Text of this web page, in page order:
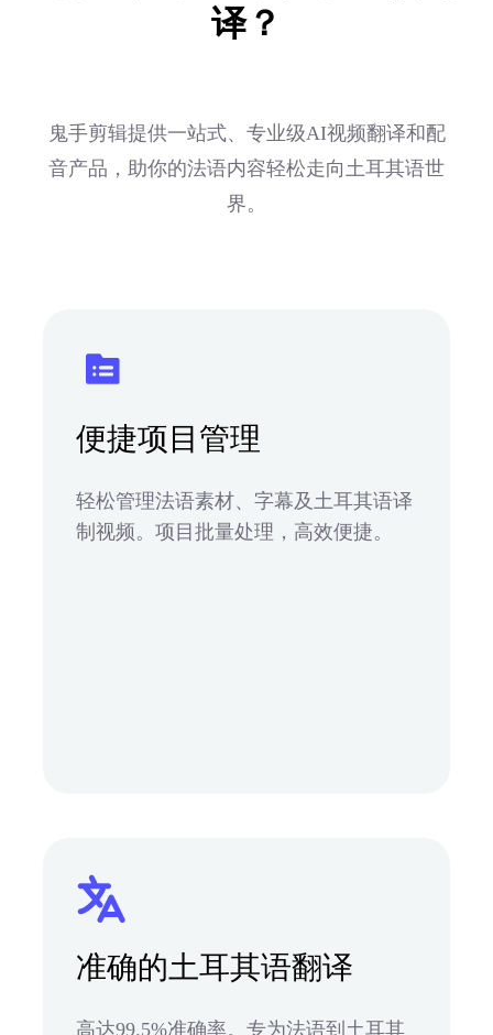
译？
鬼手剪辑提供一站式、专业级AI视频翻译和配
音产品，助你的法语内容轻松走向土耳其语世
界。
便捷项目管理
轻松管理法语素材、字幕及土耳其语译
制视频。项目批量处理，高效便捷。
准确的土耳其语翻译
高达99.5%准确率。专为法语到土耳其